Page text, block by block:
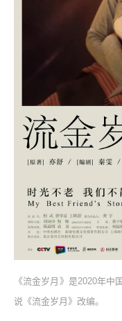
《流金岁月》是2020年
说《流金岁月》改编。